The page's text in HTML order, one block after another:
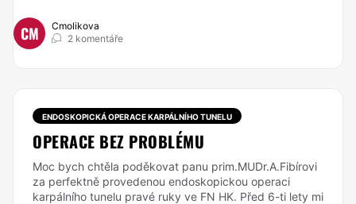
CM
Cmolikova
2 komentáře
ENDOSKOPICKÁ OPERACE KARPÁLNÍHO TUNELU
OPERACE BEZ PROBLÉMU
Moc bych chtěla poděkovat panu prim.MUDr.A.Fibírovi
za perfektně provedenou endoskopickou operaci
karpálního tunelu pravé ruky ve FN HK. Před 6-ti lety mi